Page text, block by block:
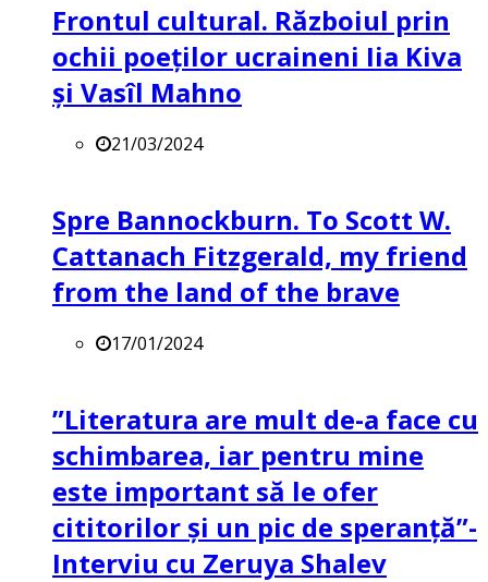
Frontul cultural. Războiul prin
ochii poeților ucraineni Iia Kiva
și Vasîl Mahno
21/03/2024
Spre Bannockburn. To Scott W.
Cattanach Fitzgerald, my friend
from the land of the brave
17/01/2024
”Literatura are mult de-a face cu
schimbarea, iar pentru mine
este important să le ofer
cititorilor și un pic de speranță”-
Interviu cu Zeruya Shalev